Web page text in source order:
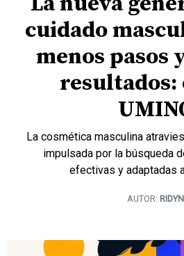
cuidado
menos pasos
resultados:
La cosmética masculina
impulsada por la búsqueda
efectivas y adaptadas
AUTOR: RIDYN